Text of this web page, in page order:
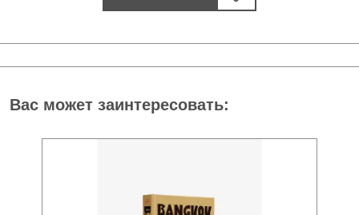
Вас может заинтересовать: